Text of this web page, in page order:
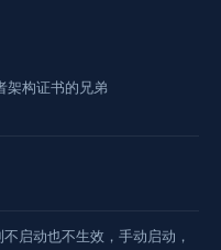
架构证书的兄弟
启动也不生效，手动启动，